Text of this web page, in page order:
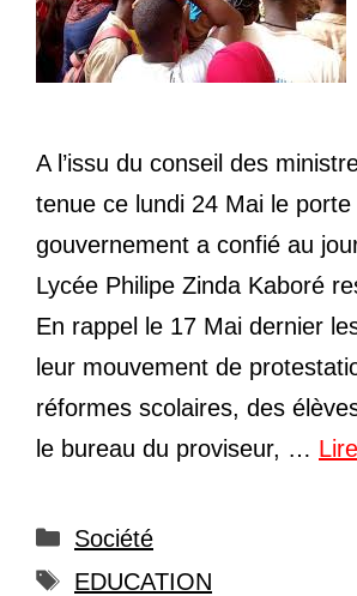
A l’issu du conseil des
tenue ce lundi 24 Mai le porte
gouvernement a confié au
Lycée Philipe Zinda Kaboré
En rappel le 17 Mai dernier
leur mouvement de
réformes scolaires, des
le bureau du proviseur, …
Catégories
Société
Étiquettes
EDUCATION